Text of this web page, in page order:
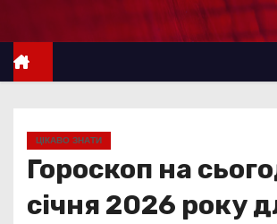
е
ЦІКАВО ЗНАТИ
Гороскоп на
січня 2026 року